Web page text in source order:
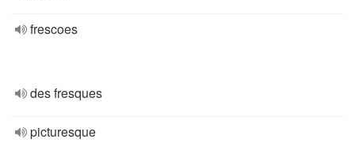
frescoes
des fresques
picturesque